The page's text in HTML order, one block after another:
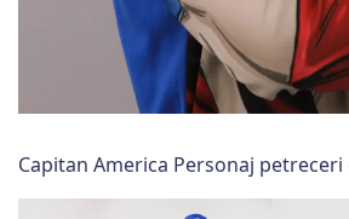
Capitan America Personaj petreceri